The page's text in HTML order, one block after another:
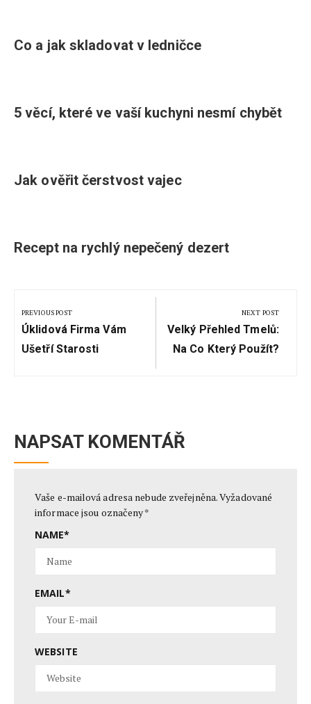
Co a jak skladovat v ledničce
5 věcí, které ve vaší kuchyni nesmí chybět
Jak ověřit čerstvost vajec
Recept na rychlý nepečený dezert
pro
příspěvek
PREVIOUS POST
Previous
Post:
Úklidová Firma Vám
Ušetří Starosti
NEXT POST
Next
Post:
Velký Přehled Tmelů:
Na Co Který Použít?
NAPSAT KOMENTÁŘ
Vaše e-mailová adresa nebude zveřejněna.Vyžadované
informace jsou označeny*
NAME*
EMAIL*
WEBSITE